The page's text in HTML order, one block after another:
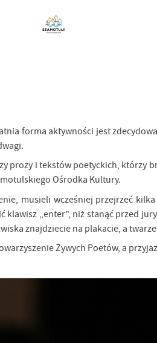
forma aktywności jest
i tekstów poetyckich, którzy
Ośrodka Kultury.
musieli wcześniej przejrzeć
„enter”, niż stanąć przed
znajdziecie na plakacie, a
Żywych Poetów, a